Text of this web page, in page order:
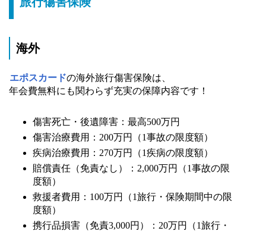
海外
エポスカードの海外旅行傷害保険は、
年会費無料にも関わらず充実の保障内容です！
傷害死亡・後遺障害：最高500万円
傷害治療費用：200万円（1事故の限度額）
疾病治療費用：270万円（1疾病の限度額）
賠償責任（免責なし）：2,000万円（1事故の限
度額）
救援者費用：100万円（1旅行・保険期間中の限
度額）
携行品損害（免責3,000円）：20万円（1旅行・